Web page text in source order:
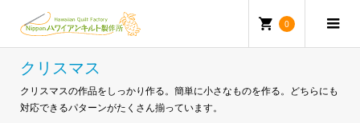
0
クリスマス
クリスマスの作品をしっかり作る。簡単に小さなものを作る。どちらにも
対応できるパターンがたくさん揃っています。